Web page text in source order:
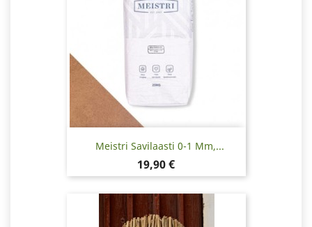
Meistri Savilaasti 0-1 Mm,...
Hinta
19,90 €